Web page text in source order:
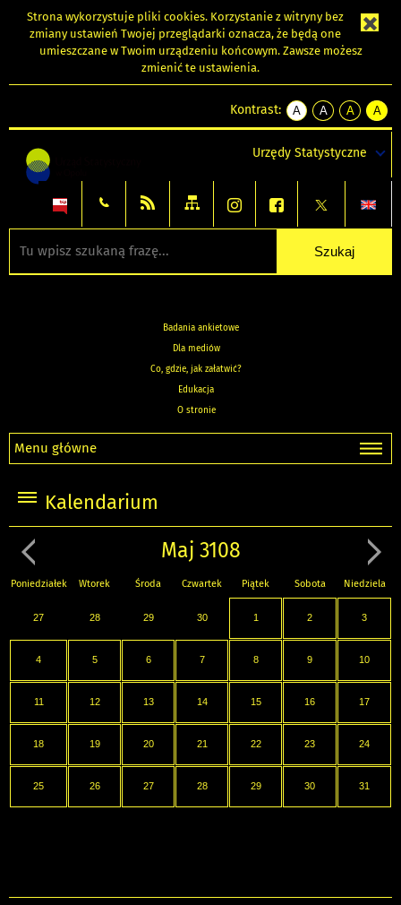
Strona wykorzystuje pliki cookies. Korzystanie z witryny bez
zmiany ustawień Twojej przeglądarki oznacza, że będą one
umieszczane w Twoim urządzeniu końcowym. Zawsze możesz
zmienić te ustawienia.
Kontrast:
A
kontrast
A
kontrast
tekst
czarnym
A
kontrast
tekst
czarnym
A
tekst
żółtym
Urzędy Statystyczne
Badania ankietowe
Dla mediów
Co, gdzie, jak załatwić?
Edukacja
O stronie
Menu główne
Kalendarium
Maj 3108
Poniedziałek Wtorek Środa Czwartek Piątek Sobota Niedziela
27 28 29 30 1 2 3
4 5 6 7 8 9 10
11 12 13 14 15 16 17
18 19 20 21 22 23 24
25 26 27 28 29 30 31